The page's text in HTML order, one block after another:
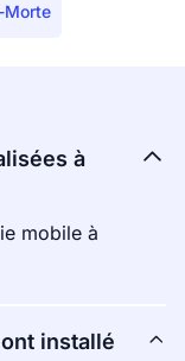
Morte
à
mobile à
installé